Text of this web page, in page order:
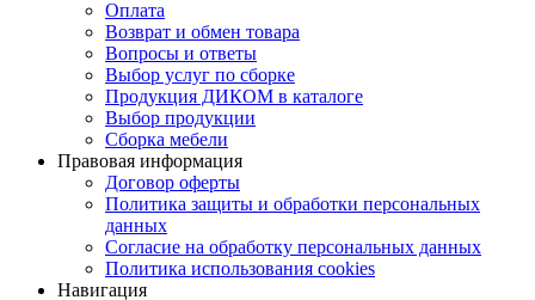
Оплата
Возврат и обмен товара
Вопросы и ответы
Выбор услуг по сборке
Продукция ДИКОМ в каталоге
Выбор продукции
Сборка мебели
Правовая информация
Договор оферты
Политика защиты и обработки персональных
данных
Согласие на обработку персональных данных
Политика использования cookies
Навигация